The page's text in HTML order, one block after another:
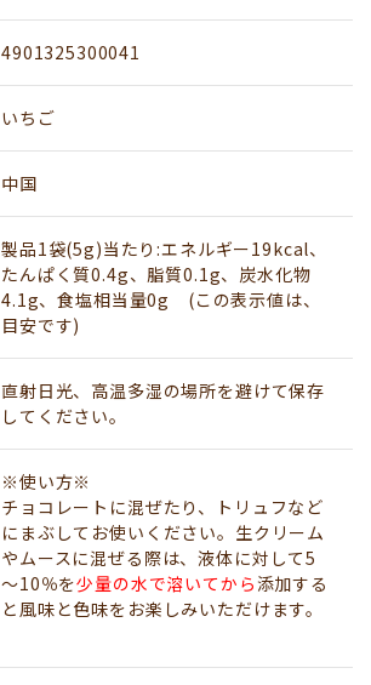
4901325300041
いちご
中国
製品1袋(5g)当たり:エネルギー19kcal、
たんぱく質0.4g、脂質0.1g、炭水化物
4.1g、食塩相当量0g (この表示値は、
目安です)
直射日光、高温多湿の場所を避けて保存
してください。
※使い方※
チョコレートに混ぜたり、トリュフなど
にまぶしてお使いください。生クリーム
やムースに混ぜる際は、液体に対して5
～10％を少量の水で溶いてから 添加する
と風味と色味をお楽しみいただけます。